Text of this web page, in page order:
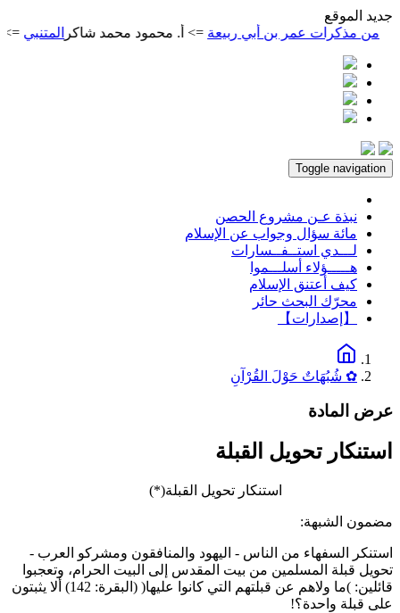
الموقع
المتنبي => أ. عمر بن أبي ربيعة=> أ. محمود محمد شاكر
Toggle navigation
نبذة عـن مشروع الحصن
مائة سؤال وجواب عن الإسلام
لـــدي استــفــسارات
هـــــؤلاء أسلـــموا
كيف أعتنق الإسلام
محرّك البحث حائر
【إصدارات】
✿ شُبُهَاتٌ حَوْلَ القُرْآنِ
المادة
تحويل القبلة
تحويل القبلة(*)
الشبهة:
السفهاء من الناس - اليهود والمنافقون ومشركو العرب -
قبلة المسلمين من بيت المقدس إلى البيت الحرام، وتعجبوا
قائلين: )ما ولاهم عن قبلتهم التي كانوا عليها( (البقرة: 142) ألا يثبتون
قبلة واحدة؟!